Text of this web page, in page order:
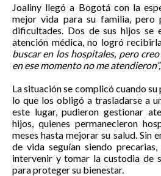
Joaliny llegó a Bogotá con la
mejor vida para su familia, pero
dificultades. Dos de sus hijos se
atención médica, no logró
buscar en los hospitales, pero
en ese momento no me atendieron”,
La situación se complicó cuando
lo que los obligó a trasladarse a
este lugar, pudieron gestionar
hijos, quienes permanecieron
meses hasta mejorar su salud. Sin
de vida seguían siendo
intervenir y tomar la custodia de
para proteger su bienestar.